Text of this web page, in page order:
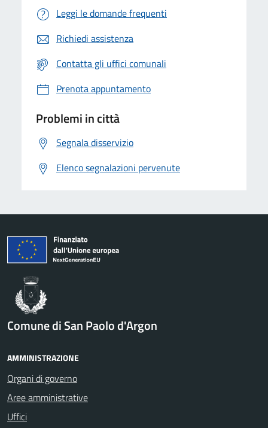
Leggi le domande frequenti
Richiedi assistenza
Contatta gli uffici comunali
Prenota appuntamento
Problemi in città
Segnala disservizio
Elenco segnalazioni pervenute
Comune di San Paolo d'Argon
AMMINISTRAZIONE
Organi di governo
Aree amministrative
Uffici